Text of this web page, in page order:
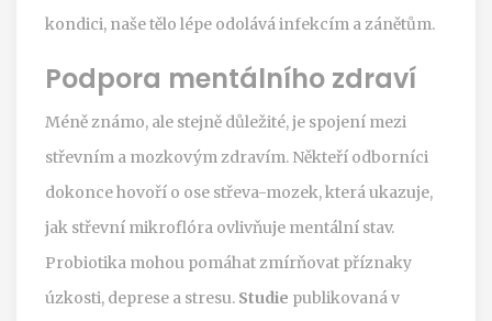
kondici, naše tělo lépe odolává infekcím a zánětům.
Podpora mentálního zdraví
Méně známo, ale stejně důležité, je spojení mezi
střevním a mozkovým zdravím. Někteří odborníci
dokonce hovoří o ose střeva-mozek, která ukazuje,
jak střevní mikroflóra ovlivňuje mentální stav.
Probiotika mohou pomáhat zmírňovat příznaky
úzkosti, deprese a stresu. Studie publikovaná v